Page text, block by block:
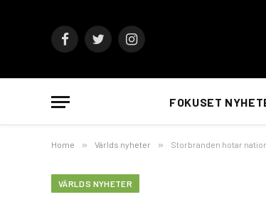
FacebookTwitterInstagram
FOKUSET
Home » Världs nyheter » Storbranden hotar
VÄRLDS NYHETER